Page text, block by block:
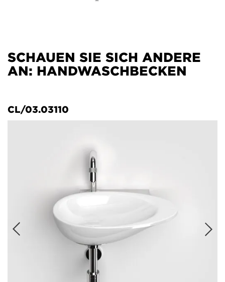
SCHAUEN SIE SICH ANDERE
AN: HANDWASCHBECKEN
CL/03.03110